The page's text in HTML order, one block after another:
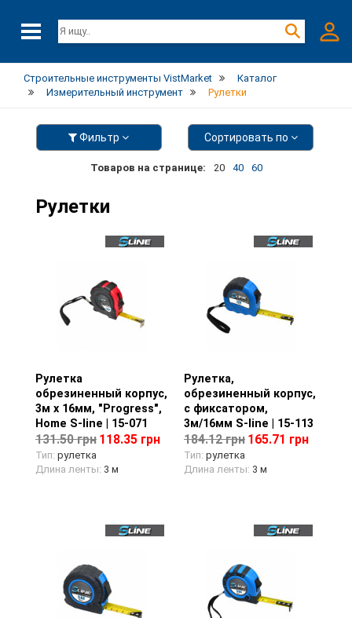
Строительные инструменты VistMarket
Каталог
Измерительный инструмент
Рулетки
Фильтр Сортировать по
Товаров на странице: 20 40 60
Рулетки
Просмотр товара
Рулетка
обрезиненный корпус,
3м х 16мм, "Progress",
Home S-line | 15-071
131.50 грн 118.35 грн
Тип: рулетка
Длина ленты: 3 м
Просмотр товара
Рулетка,
обрезиненный корпус,
с фиксатором,
3м/16мм S-line | 15-113
184.12 грн 165.71 грн
Тип: рулетка
Длина ленты: 3 м